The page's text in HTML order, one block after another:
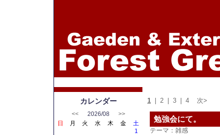
1 2 3 4 次>
勉強会にて。
テーマ： 雑感
カレンダー
<<2026/08 >>
日
月 火 水 木 金
土
1